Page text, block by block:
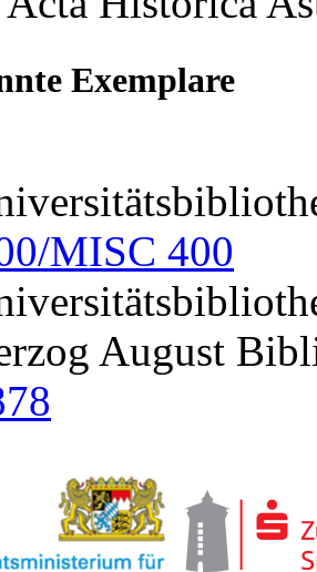
Exemplare
MISC 400
August